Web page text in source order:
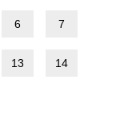
6 7
13 14